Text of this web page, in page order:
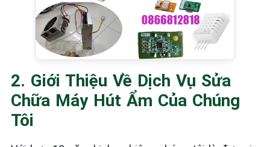
2. Giới Thiệu Về Dịch Vụ Sửa
Chữa Máy Hút Ẩm Của Chúng
Tôi